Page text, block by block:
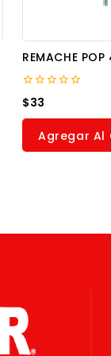
REMACHE POP
0
out
of
$33
Agregar Al